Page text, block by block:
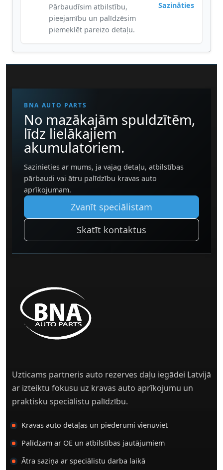
Pārbaudīsim atbilstību,
pieejamību un palīdzēsim
piemeklēt pareizo detaļu.
Sazināties
BNA AUTO PARTS
No mazākajām spuldzītēm,
līdz lielākajiem
akumulatoriem.
Sazinieties ar mums, ja vajag detaļu, atbilstības
pārbaudi vai ātru palīdzību kravas auto
aprīkojumam.
Zvanīt speciālistam
Skatīt kontaktus
Uzticams partneris auto rezerves daļu iegādei Latvijā
ar izteiktu fokusu uz kravas auto aprīkojumu un
praktisku speciālistu palīdzību.
Kravas auto detaļas un piederumi vienuviet
Palīdzam ar OE un atbilstības jautājumiem
Ātra saziņa ar speciālistu darba laikā